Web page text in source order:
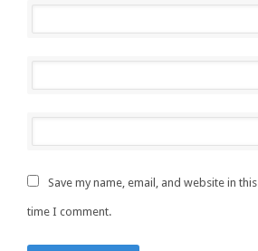
Save my name, email, and website in
time I comment.